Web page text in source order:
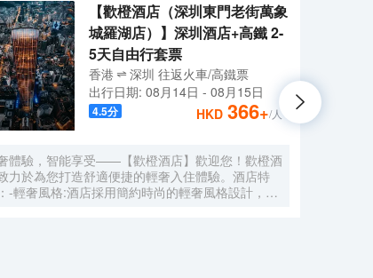
【歡橙酒店（深圳東門老街萬象
城羅湖店）】深圳酒店+高鐵 2-
5天自由行套票
香港 深圳 往返火車/高鐵票
出行日期: 08月14日 - 08月15日
4.5分 HKD 366+/人
體驗，智能享受——【歡橙酒店】歡迎您！歡橙酒
力於為您打造舒適便捷的輕奢入住體驗。酒店特
-輕奢風格:酒店採用簡約時尚的輕奢風格設計，注